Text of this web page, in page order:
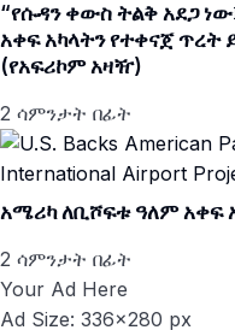
“የሱዳን ቀውስ ትልቅ አደጋ
አቀፍ አካላትን የተቀናጀ ጥረት
(የአፍሪኮም አዛዥ)
2 ሳምንታት በፊት
አሜሪካ ለቢሾፍቱ ዓለም
2 ሳምንታት በፊት
Your Ad Here
Ad Size: 336x280 px